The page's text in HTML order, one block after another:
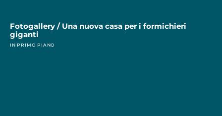
Fotogallery / Una nuova casa per i formichieri
giganti
IN PRIMO PIANO